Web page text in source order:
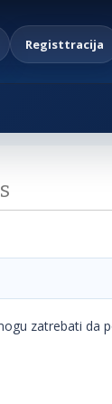
Registtracija
zatrebati da